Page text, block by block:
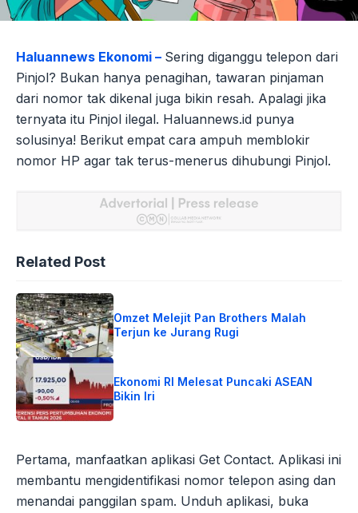
Haluannews Ekonomi – Sering diganggu telepon dari
Pinjol? Bukan hanya penagihan, tawaran pinjaman
dari nomor tak dikenal juga bikin resah. Apalagi jika
ternyata itu Pinjol ilegal. Haluannews.id punya
solusinya! Berikut empat cara ampuh memblokir
nomor HP agar tak terus-menerus dihubungi Pinjol.
Related Post
Omzet Melejit Pan Brothers Malah
Terjun ke Jurang Rugi
Ekonomi RI Melesat Puncaki ASEAN
Bikin Iri
Pertama, manfaatkan aplikasi Get Contact. Aplikasi ini
membantu mengidentifikasi nomor telepon asing dan
menandai panggilan spam. Unduh aplikasi, buka